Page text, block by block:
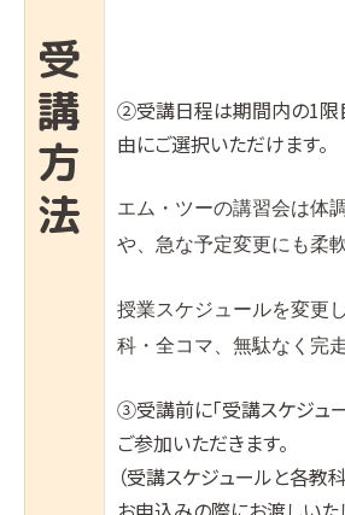
受
講
方
法
②受講日程は期間内の1限
由にご選択いただけます。
エム・ツーの講習会は体
や、急な予定変更にも柔
授業スケジュールを変更
科・全コマ、無駄なく完
③受講前に「受講スケジュ
ご参加いただきます。
（受講スケジュールと各教